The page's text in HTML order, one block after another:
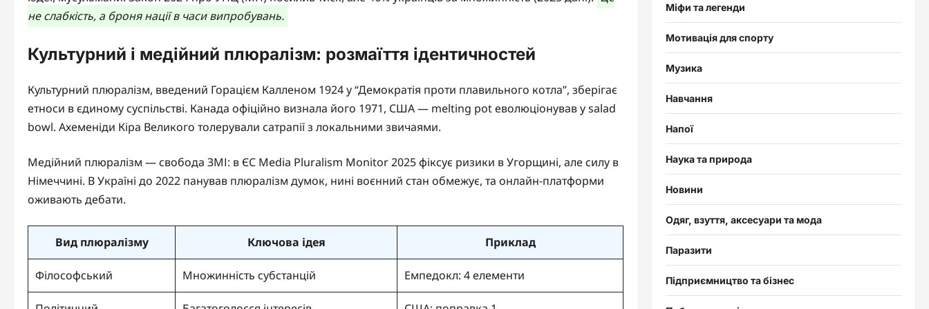
не слабкість, а броня нації в часи випробувань.
Культурний і медійний плюралізм: розмаїття ідентичностей
Культурний плюралізм, введений Горацієм Калленом 1924 у “Демократія проти плавильного котла”, зберігає
етноси в єдиному суспільстві. Канада офіційно визнала його 1971, США — melting pot еволюціонував у salad
bowl. Ахеменіди Кіра Великого толерували сатрапії з локальними звичаями.
Медійний плюралізм — свобода ЗМІ: в ЄС Media Pluralism Monitor 2025 фіксує ризики в Угорщині, але силу в
Німеччині. В Україні до 2022 панував плюралізм думок, нині воєнний стан обмежує, та онлайн-платформи
оживають дебати.
Вид плюралізму Ключова ідея Приклад
Філософський Множинність субстанцій Емпедокл: 4 елементи
Міфи та легенди
Мотивація для спорту
Музика
Навчання
Напої
Наука та природа
Новини
Одяг, взуття, аксесуари та мода
Паразити
Підприємництво та бізнес